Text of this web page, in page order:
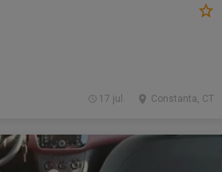
Constanta, CT
17 jul.